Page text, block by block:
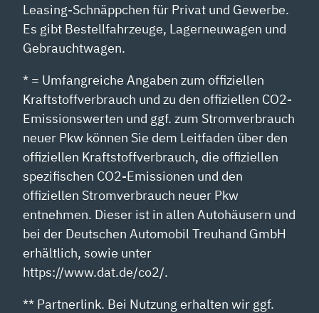
Leasing-Schnäppchen für Privat und Gewerbe.
Es gibt Bestellfahrzeuge, Lagerneuwagen und
Gebrauchtwagen.
* = Umfangreiche Angaben zum offiziellen
Kraftstoffverbrauch und zu den offiziellen CO2-
Emissionswerten und ggf. zum Stromverbrauch
neuer Pkw können Sie dem Leitfaden über den
offiziellen Kraftstoffverbrauch, die offiziellen
spezifischen CO2-Emissionen und den
offiziellen Stromverbrauch neuer Pkw
entnehmen. Dieser ist in allen Autohäusern und
bei der Deutschen Automobil Treuhand GmbH
erhältlich, sowie unter
https://www.dat.de/co2/.
** Partnerlink. Bei Nutzung erhalten wir ggf.